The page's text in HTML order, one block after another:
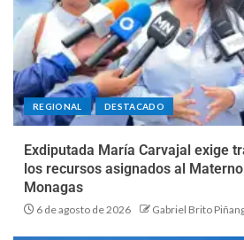
REGIONAL DESTACADO
Exdiputada María Carvajal exige
los recursos asignados al
Monagas
6 de agosto de 2026 Gabriel Brito